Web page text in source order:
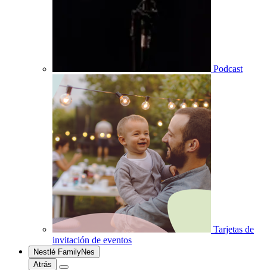
Podcast
Tarjetas de
invitación de eventos
Nestlé FamilyNes
Atrás